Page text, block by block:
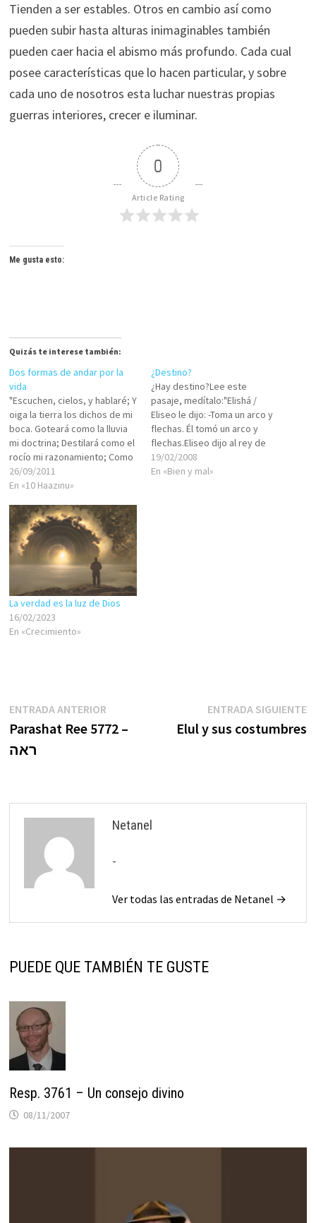
Tienden a ser estables. Otros en cambio así como
pueden subir hasta alturas inimaginables también
pueden caer hacia el abismo más profundo. Cada cual
posee características que lo hacen particular, y sobre
cada uno de nosotros esta luchar nuestras propias
guerras interiores, crecer e iluminar.
0
Article Rating
Me gusta esto:
Quizás te interese también:
Dos formas de andar por la
vida
"Escuchen, cielos, y hablaré; Y
oiga la tierra los dichos de mi
boca. Goteará como la lluvia
mi doctrina; Destilará como el
rocío mi razonamiento; Como
la llovizna sobre la grama, Y
como rocío sobre la hierba:"
manera comienza la parashá,
y ya desde el inicio…
26/09/2011
En «10 Haazinu»
¿Destino?
¿Hay destino?Lee este
pasaje, medítalo:"Elishá /
Eliseo le dijo: -Toma un arco y
flechas. Él tomó un arco y
flechas.Eliseo dijo al rey de
Israel: -Pon tu mano sobre el
arco. Cuando puso su mano,
19/02/2008
En «Bien y mal»
La verdad es la luz de Dios
16/02/2023
En «Crecimiento»
Navegación
de
ENTRADA ANTERIOREntrada
anterior:
Parashat Ree 5772 –
ראה
ENTRADA SIGUIENTE
Elul y sus costumbres
Netanel
-
Ver todas las entradas de Netanel →
PUEDE QUE TAMBIÉN TE GUSTE
Resp. 3761 – Un consejo divino
08/11/2007